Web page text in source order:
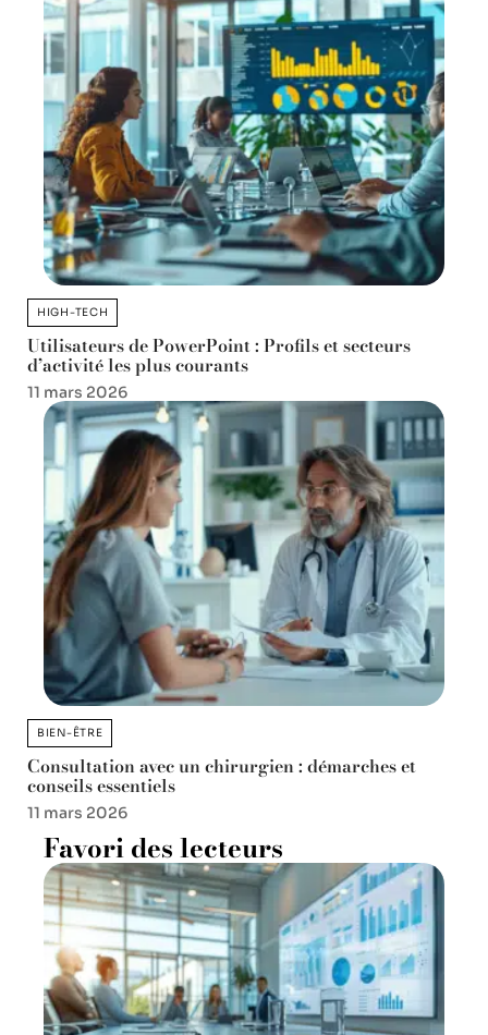
HIGH-TECH
Utilisateurs de PowerPoint : Profils et secteurs
d’activité les plus courants
11 mars 2026
BIEN-ÊTRE
Consultation avec un chirurgien : démarches et
conseils essentiels
11 mars 2026
Favori des lecteurs